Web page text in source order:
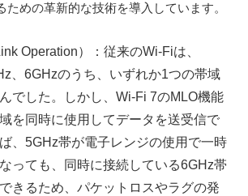
ための革新的な技術を導入しています。
Operation）：従来のWi-Fiは、
、6GHzのうち、いずれか1つの帯域
でした。しかし、Wi-Fi 7のMLO機能
を同時に使用してデータを送受信で
、5GHz帯が電子レンジの使用で一時
っても、同時に接続している6GHz帯
きるため、パケットロスやラグの発